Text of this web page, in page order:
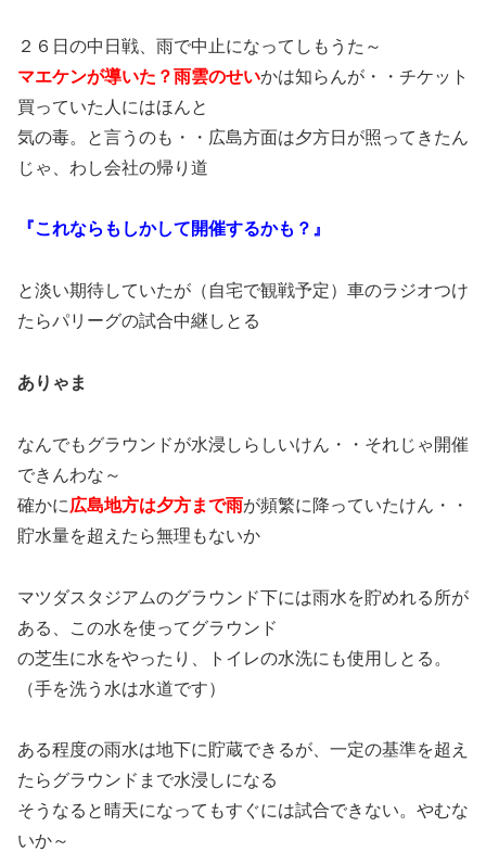
２６日の中日戦、雨で中止になってしもうた～
マエケンが導いた？雨雲のせいかは知らんが・・チケット
買っていた人にはほんと
気の毒。と言うのも・・広島方面は夕方日が照ってきたん
じゃ、わし会社の帰り道
『これならもしかして開催するかも？』
と淡い期待していたが（自宅で観戦予定）車のラジオつけ
たらパリーグの試合中継しとる
ありゃま
なんでもグラウンドが水浸しらしいけん・・それじゃ開催
できんわな～
確かに広島地方は夕方まで雨が頻繁に降っていたけん・・
貯水量を超えたら無理もないか
マツダスタジアムのグラウンド下には雨水を貯めれる所が
ある、この水を使ってグラウンド
の芝生に水をやったり、トイレの水洗にも使用しとる。
（手を洗う水は水道です）
ある程度の雨水は地下に貯蔵できるが、一定の基準を超え
たらグラウンドまで水浸しになる
そうなると晴天になってもすぐには試合できない。やむな
いか～